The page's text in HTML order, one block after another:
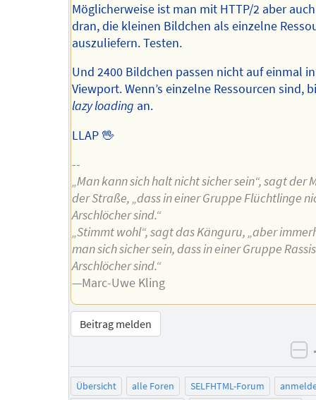
Möglicherweise ist man mit HTTP/2 aber
dran, die kleinen Bildchen als einzelne
auszuliefern. Testen.
Und 2400 Bildchen passen nicht auf einmal
Viewport. Wenn’s einzelne Ressourcen sind,
lazy loading an.
LLAP 🖖
--
„Man kann sich halt nicht sicher sein“, sagt der
der Straße, „dass in einer Gruppe Flüchtlinge
Arschlöcher sind.“
„Stimmt wohl“, sagt das Känguru, „aber
man sich sicher sein, dass in einer Gruppe
Arschlöcher sind.“
—Marc-Uwe Kling
Beitrag melden
Übersicht alle Foren SELFHTML-Forum